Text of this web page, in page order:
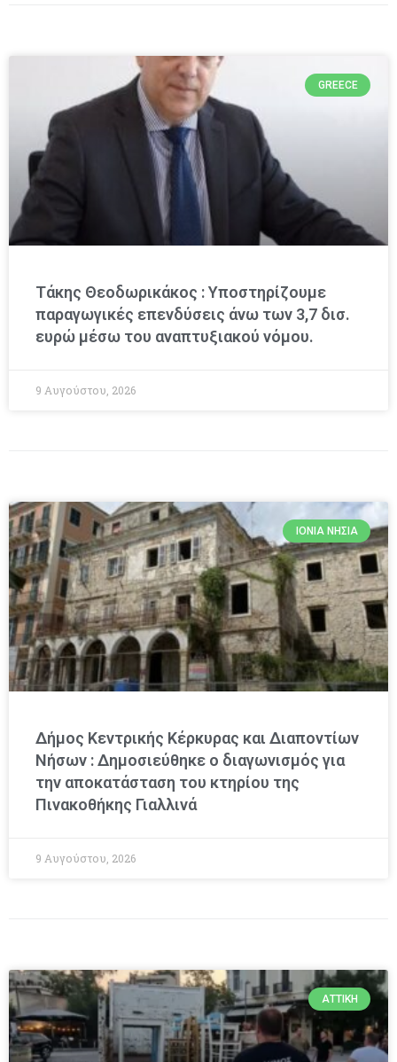
GREECE
Τάκης Θεοδωρικάκος : Υποστηρίζουμε
παραγωγικές επενδύσεις άνω των 3,7 δισ.
ευρώ μέσω του αναπτυξιακού νόμου.
9 Αυγούστου, 2026
ΙΌΝΙΑ ΝΗΣΙΆ
Δήμος Κεντρικής Κέρκυρας και Διαποντίων
Νήσων : Δημοσιεύθηκε ο διαγωνισμός για
την αποκατάσταση του κτηρίου της
Πινακοθήκης Γιαλλινά
9 Αυγούστου, 2026
ΑΤΤΙΚΉ